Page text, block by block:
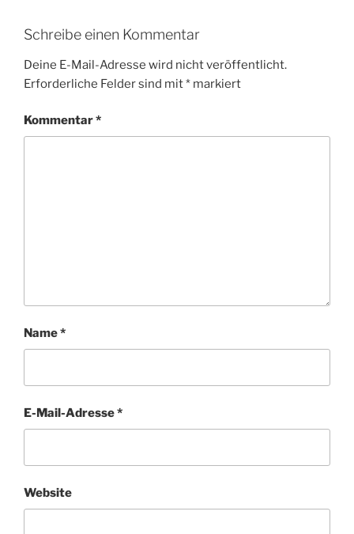
Schreibe einen Kommentar
Deine E-Mail-Adresse wird nicht veröffentlicht.
Erforderliche Felder sind mit* markiert
Kommentar*
Name*
E-Mail-Adresse*
Website